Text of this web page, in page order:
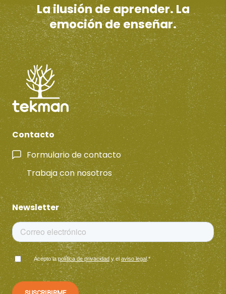
La ilusión de aprender. La
emoción de enseñar.
Contacto
Formulario de contacto
Trabaja con nosotros
Newsletter
Acepto lapolítica de privacidady el aviso legal.*